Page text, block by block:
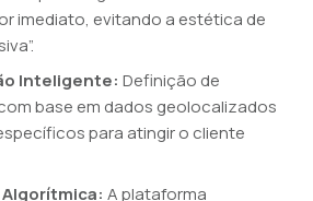
imediato, evitando a estética de
Inteligente: Definição de
base em dados geolocalizados
para atingir o cliente
A plataforma